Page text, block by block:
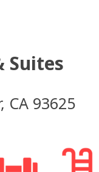
Suites
CA 93625